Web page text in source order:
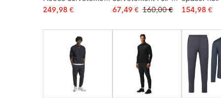
2026-2028 Gris
Vif
249,98 €
Woven Noir
67,49 € 160,00 €
foncé
154,98 €